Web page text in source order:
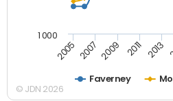
Faverney
2005 2007 2009 2011 2013
1 000
© JDN 2026